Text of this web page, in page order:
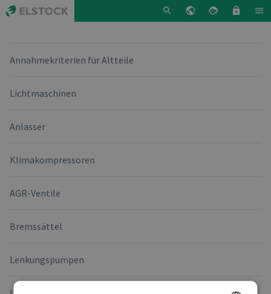
Annahmekriterien für Altteile
Lichtmaschinen
Anlasser
Klimakompressoren
AGR-Ventile
Bremssättel
Lenkungspumpen